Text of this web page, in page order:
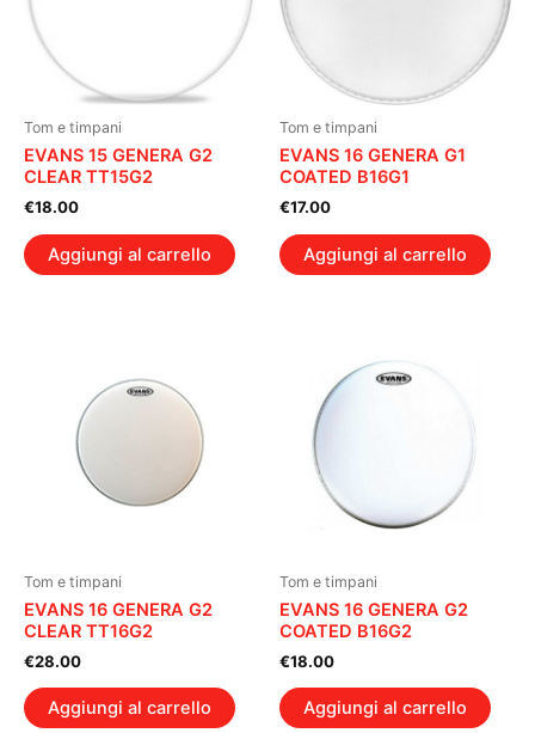
Tom e timpani
EVANS 15 GENERA G2
CLEAR TT15G2
€18.00
Aggiungi al carrello
Tom e timpani
EVANS 16 GENERA G1
COATED B16G1
€17.00
Aggiungi al carrello
Tom e timpani
EVANS 16 GENERA G2
CLEAR TT16G2
€28.00
Aggiungi al carrello
Tom e timpani
EVANS 16 GENERA G2
COATED B16G2
€18.00
Aggiungi al carrello